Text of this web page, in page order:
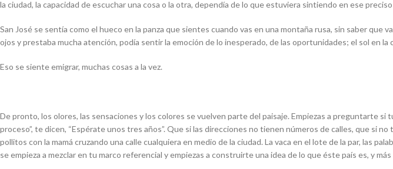
la ciudad, la capacidad de escuchar una cosa o la otra, dependía de lo que estuviera sintiendo en ese
San José se sentía como el hueco en la panza que sientes cuando vas en una montaña rusa, sin saber que
ojos y prestaba mucha atención, podía sentir la emoción de lo inesperado, de las oportunidades; el sol en la
Eso se siente emigrar, muchas cosas a la vez.
De pronto, los olores, las sensaciones y los colores se vuelven parte del paisaje. Empiezas a preguntarte si
proceso”, te dicen, “Espérate unos tres años”. Que si las direcciones no tienen números de calles, que si
pollitos con la mamá cruzando una calle cualquiera en medio de la ciudad. La vaca en el lote de la par, las
se empieza a mezclar en tu marco referencial y empiezas a construirte una idea de lo que éste país es, y